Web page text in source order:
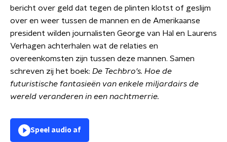
bericht over geld dat tegen de plinten klotst of geslijm
over en weer tussen de mannen en de Amerikaanse
president wilden journalisten George van Hal en Laurens
Verhagen achterhalen wat de relaties en
overeenkomsten zijn tussen deze mannen. Samen
schreven zij het boek: De Techbro's. Hoe de
futuristische fantasieën van enkele miljardairs de
wereld veranderen in een nachtmerrie.
Speel audio af